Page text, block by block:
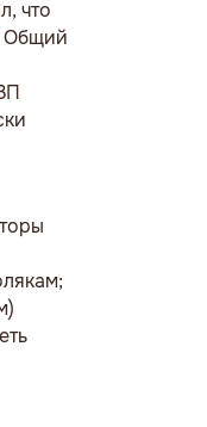
что
Общий